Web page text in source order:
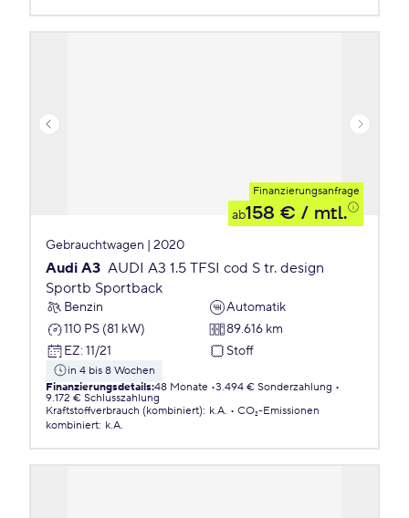
Finanzierungsanfrage
ab158 € / mtl.
Gebrauchtwagen | 2020
Audi A3 AUDI A3 1.5 TFSI cod S tr. design
Sportb Sportback
Benzin
Automatik
110 PS (81 kW)
89.616 km
EZ: 11/21 Stoff
in 4 bis 8 Wochen
Finanzierungsdetails:48 Monate 3.494 € Sonderzahlung
9.172 € Schlusszahlung
Kraftstoffverbrauch (kombiniert): k.A.
CO₂-Emissionen
kombiniert: k.A.